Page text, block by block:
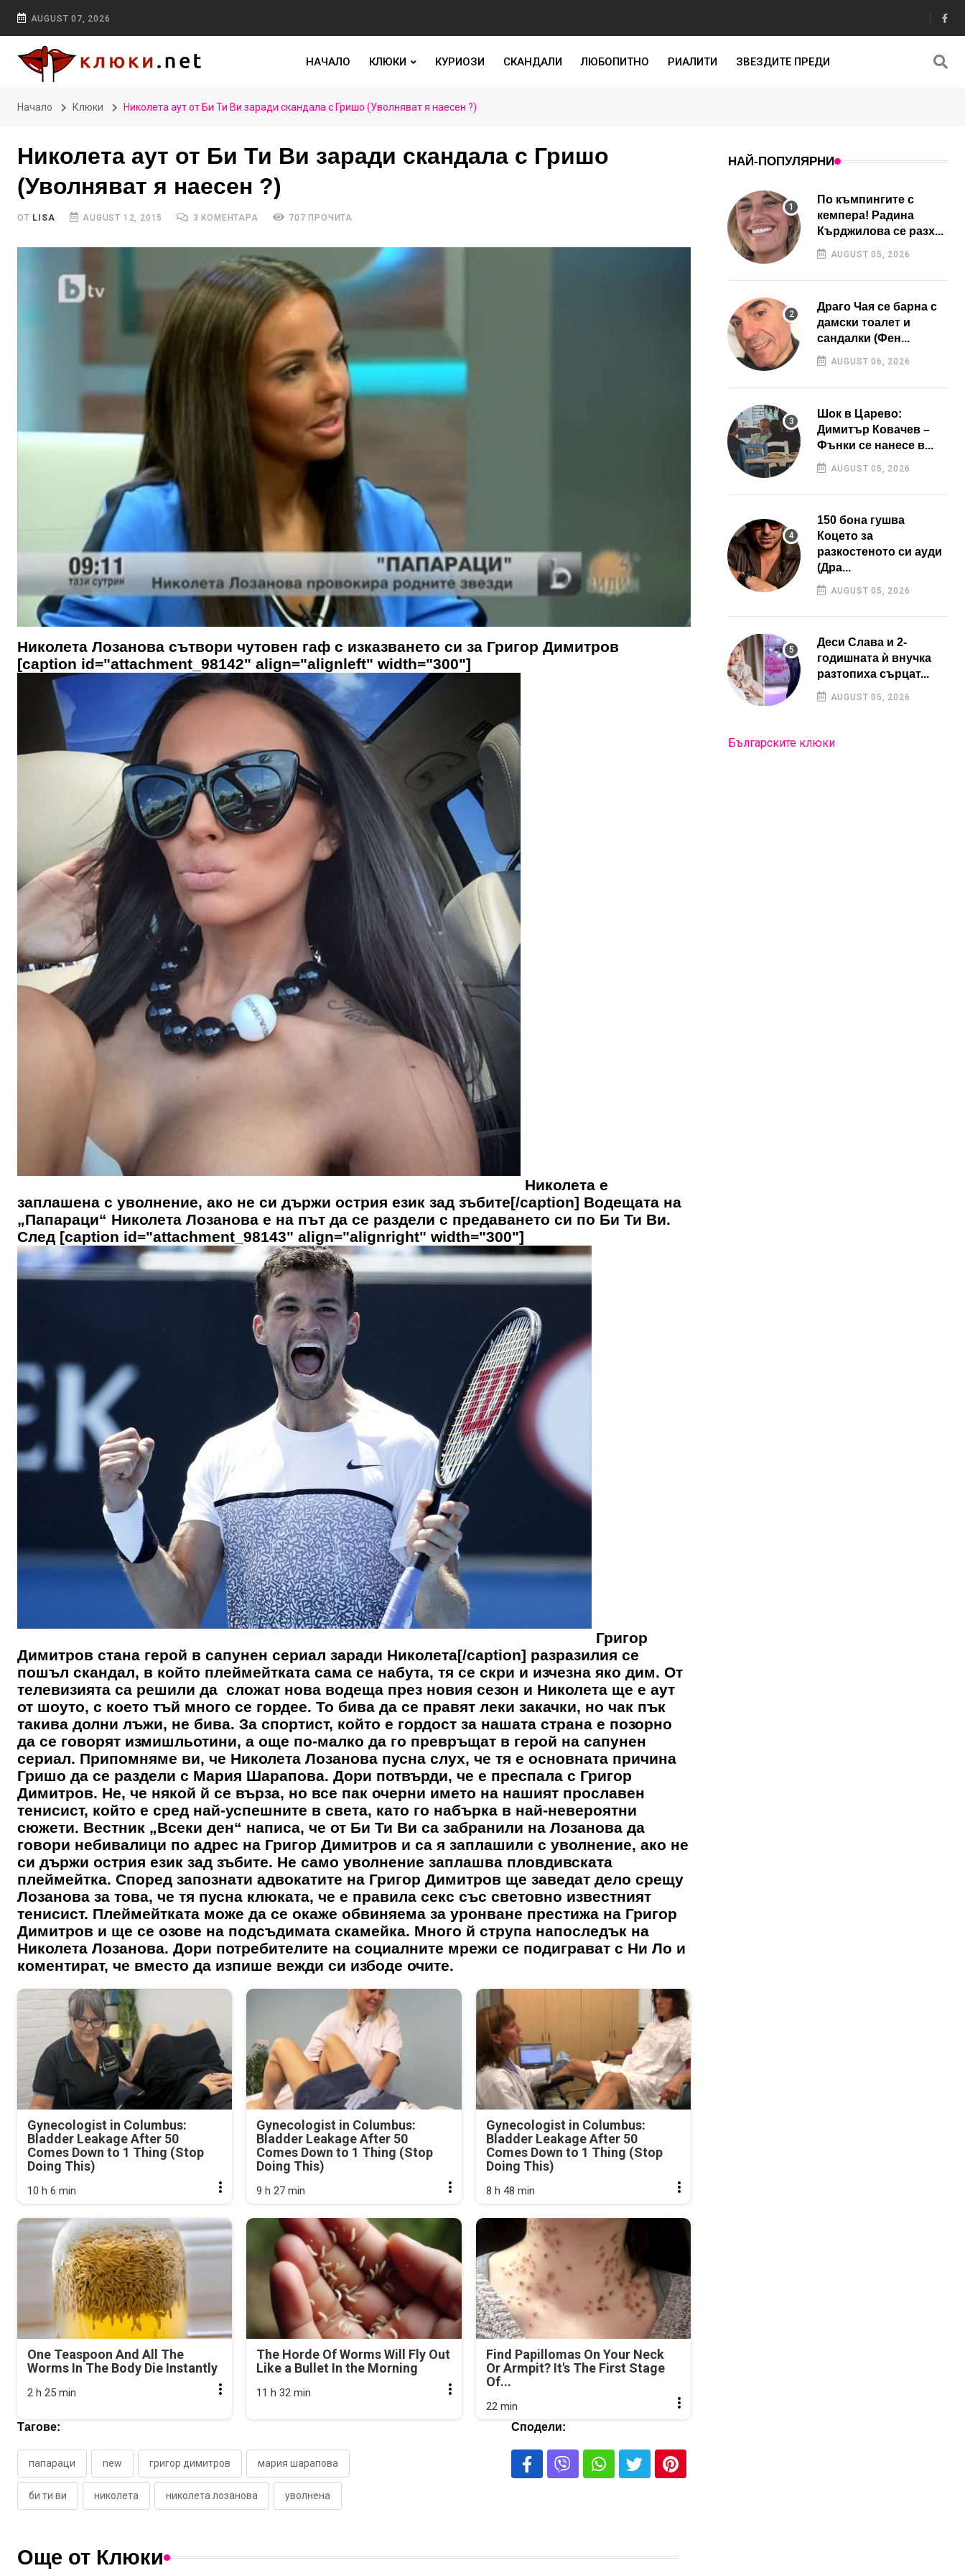
AUGUST 07, 2026
НАЧАЛО КЛЮКИ КУРИОЗИ СКАНДАЛИ ЛЮБОПИТНО РИАЛИТИ ЗВЕЗДИТЕ ПРЕДИ
Начало Клюки Николета аут от Би Ти Ви заради скандала с Гришо (Уволняват я наесен ?)
Николета аут от Би Ти Ви заради скандала с Гришо
(Уволняват я наесен ?)
ОТ LISA AUGUST 12, 2015 3 КОМЕНТАРА 707 ПРОЧИТА
Николета Лозанова сътвори чутовен гаф с изказването си за Григор Димитров
[caption id="attachment_98142" align="alignleft" width="300"]
Николета е
заплашена с уволнение, ако не си държи острия език зад зъбите[/caption] Водещата на
„Папараци“ Николета Лозанова е на път да се раздели с предаването си по Би Ти Ви.
След [caption id="attachment_98143" align="alignright" width="300"]
Григор
Димитров стана герой в сапунен сериал заради Николета[/caption] разразилия се
пошъл скандал, в който плеймейтката сама се набута, тя се скри и изчезна яко дим. От
телевизията са решили да сложат нова водеща през новия сезон и Николета ще е аут
от шоуто, с което тъй много се гордее. То бива да се правят леки закачки, но чак пък
такива долни лъжи, не бива. За спортист, който е гордост за нашата страна е позорно
да се говорят измишльотини, а още по-малко да го превръщат в герой на сапунен
сериал. Припомняме ви, че Николета Лозанова пусна слух, че тя е основната причина
Гришо да се раздели с Мария Шарапова. Дори потвърди, че е преспала с Григор
Димитров. Не, че някой й се върза, но все пак очерни името на нашият прославен
тенисист, който е сред най-успешните в света, като го набърка в най-невероятни
сюжети. Вестник „Всеки ден“ написа, че от Би Ти Ви са забранили на Лозанова да
говори небивалици по адрес на Григор Димитров и са я заплашили с уволнение, ако не
си държи острия език зад зъбите. Не само уволнение заплашва пловдивската
плеймейтка. Според запознати адвокатите на Григор Димитров ще заведат дело срещу
Лозанова за това, че тя пусна клюката, че е правила секс със световно известният
тенисист. Плеймейтката може да се окаже обвиняема за уронване престижа на Григор
Димитров и ще се озове на подсъдимата скамейка. Много й струпа напоследък на
Николета Лозанова. Дори потребителите на социалните мрежи се подиграват с Ни Ло и
коментират, че вместо да изпише вежди си избоде очите.
Gynecologist in Columbus:
Bladder Leakage After 50
Comes Down to 1 Thing (Stop
Doing This)
10 h 6 min
Gynecologist in Columbus:
Bladder Leakage After 50
Comes Down to 1 Thing (Stop
Doing This)
9 h 27 min
Gynecologist in Columbus:
Bladder Leakage After 50
Comes Down to 1 Thing (Stop
Doing This)
8 h 48 min
One Teaspoon And All The
Worms In The Body Die Instantly
2 h 25 min
The Horde Of Worms Will Fly Out
Like a Bullet In the Morning
11 h 32 min
Find Papillomas On Your Neck
Or Armpit? It's The First Stage
Of...
22 min
Тагове:
папараци new григор димитров мария шарапова
би ти ви николета николета лозанова уволнена
Сподели:
Още от Клюки
НАЙ-ПОПУЛЯРНИ
По къмпингите с
кемпера! Радина
Кърджилова се разх...
AUGUST 05, 2026
Драго Чая се барна с
дамски тоалет и
сандалки (Фен...
AUGUST 06, 2026
Шок в Царево:
Димитър Ковачев –
Фънки се нанесе в...
AUGUST 05, 2026
150 бона гушва
Коцето за
разкостеното си ауди
(Дра...
AUGUST 05, 2026
Деси Слава и 2-
годишната ѝ внучка
разтопиха сърцат...
AUGUST 05, 2026
Българските клюки